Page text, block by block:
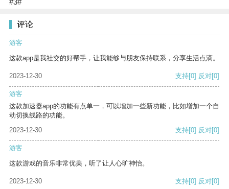
#3#
评论
游客
这款app是我社交的好帮手，让我能够与朋友保持联系，分享生活点滴。
2023-12-30 支持[0] 反对[0]
游客
这款加速器app的功能有点单一，可以增加一些新功能，比如增加一个自
动切换线路的功能。
2023-12-30
支持[0] 反对[0]
游客
这款游戏的音乐非常优美，听了让人心旷神怡。
2023-12-30 支持[0] 反对[0]